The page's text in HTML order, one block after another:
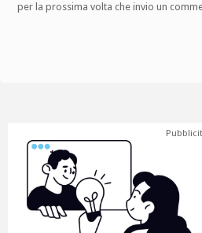
per la prossima volta che invio un